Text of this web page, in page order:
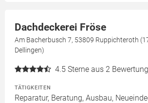
Dachdeckerei Fröse
Am Bacherbusch 7, 53809 Ruppichteroth
Dellingen)
4.5 Sterne aus 2
TÄTIGKEITEN
Reparatur, Beratung, Ausbau,